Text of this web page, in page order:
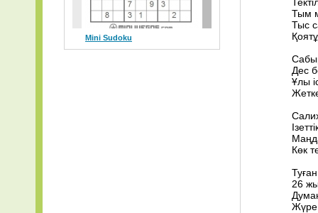
Mini Sudoku
_romantik
01. Bahh
Bahh+Tee+-
dada_life_-
Тым
Тыс
Дес
Ұлы
Көк
26
Жүре